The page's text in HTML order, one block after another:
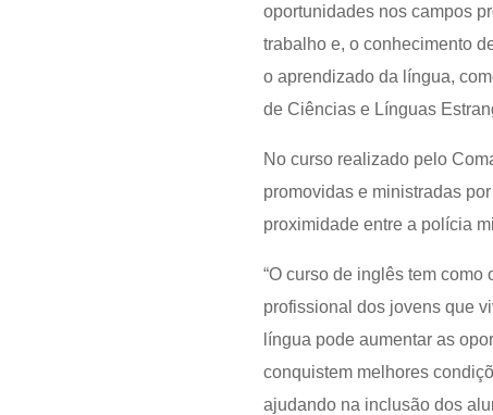
oportunidades nos campos
trabalho e, o conhecimento
o aprendizado da língua,
de Ciências e Línguas
No curso realizado pelo
promovidas e ministradas
proximidade entre a polícia
“O curso de inglês tem
profissional dos jovens que
língua pode aumentar as
conquistem melhores
ajudando na inclusão dos